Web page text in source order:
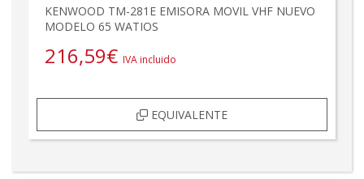
KENWOOD TM-281E EMISORA MOVIL VHF NUEVO
MODELO 65 WATIOS
216,59€ IVA incluido
EQUIVALENTE